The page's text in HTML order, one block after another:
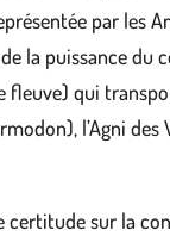
par les
la puissance du
fleuve) qui
l’Agni des
certitude sur la